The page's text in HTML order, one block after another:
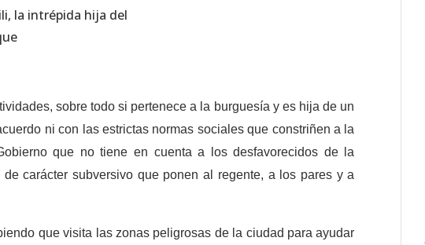
sobre todo si pertenece a la burguesía y es hija de un
ni con las estrictas normas sociales que constriñen a la
que no tiene en cuenta a los desfavorecidos de la
carácter subversivo que ponen al regente, a los pares y a
que visita las zonas peligrosas de la ciudad para ayudar